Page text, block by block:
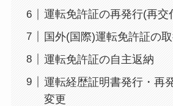
運転免許証の再発行(再交
国外(国際)運転免許証の
運転免許証の自主返納
運転経歴証明書発行・再
変更